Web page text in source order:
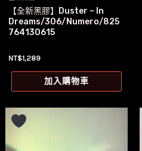
【全新黑膠】Duster – In
Dreams/306/Numero/825
764130615
NT$1,289
加入購物車